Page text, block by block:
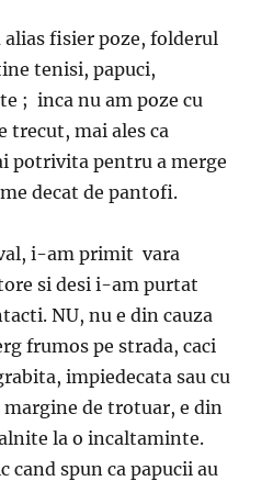
fisier poze, folderul
tenisi, papuci,
; inca nu am poze cu
trecut, mai ales ca
potrivita pentru a merge
decat de pantofi.
i-am primit vara
si desi i-am purtat
NU, nu e din cauza
frumos pe strada, caci
impiedecata sau cu
de trotuar, e din
la o incaltaminte.
cand spun ca papucii au